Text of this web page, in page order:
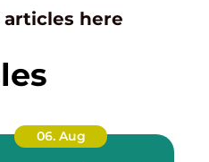
articles here
06. Aug